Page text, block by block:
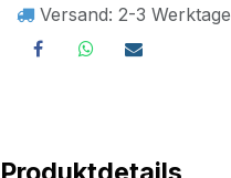
Versand: 2-3 Werktage